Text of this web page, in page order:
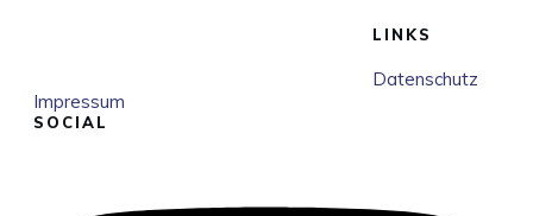
LINKS
Datenschutz
Impressum
SOCIAL